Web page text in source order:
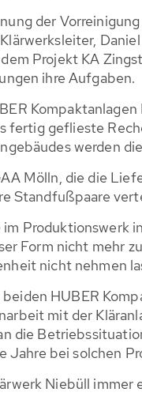
der
Projekt KA
ihre Aufgaben.
fertig geflieste
werden
Mölln, die die
Standfußpaare
Form nicht mehr
nicht nehmen
HUBER
mit der
die
Jahre bei solchen
Niebüll